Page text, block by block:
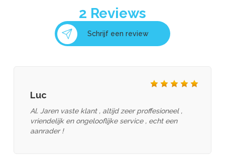
HOYA Vision
2 Reviews
Schrijf een review
Luc
Al. Jaren vaste klant , altijd zeer proffesioneel ,
vriendelijk en ongelooflijke service , echt een
aanrader !